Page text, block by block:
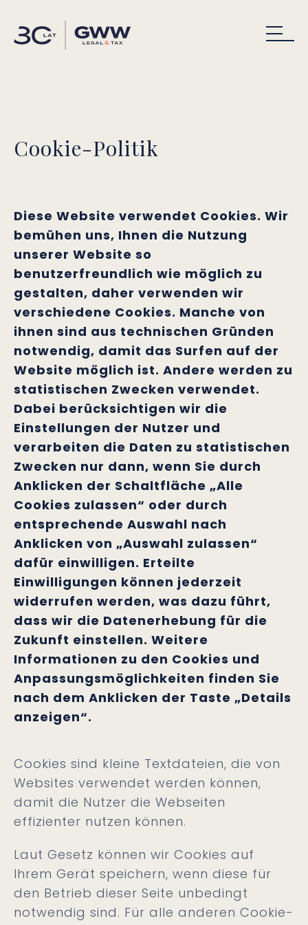
Cookie-Politik
Diese Website verwendet Cookies. Wir
bemühen uns, Ihnen die Nutzung
unserer Website so
benutzerfreundlich wie möglich zu
gestalten, daher verwenden wir
verschiedene Cookies. Manche von
ihnen sind aus technischen Gründen
notwendig, damit das Surfen auf der
Website möglich ist. Andere werden zu
statistischen Zwecken verwendet.
Dabei berücksichtigen wir die
Einstellungen der Nutzer und
verarbeiten die Daten zu statistischen
Zwecken nur dann, wenn Sie durch
Anklicken der Schaltfläche „Alle
Cookies zulassen“ oder durch
entsprechende Auswahl nach
Anklicken von „Auswahl zulassen“
dafür einwilligen. Erteilte
Einwilligungen können jederzeit
widerrufen werden, was dazu führt,
dass wir die Datenerhebung für die
Zukunft einstellen. Weitere
Informationen zu den Cookies und
Anpassungsmöglichkeiten finden Sie
nach dem Anklicken der Taste „Details
anzeigen“.
Cookies sind kleine Textdateien, die von
Websites verwendet werden können,
damit die Nutzer die Webseiten
effizienter nutzen können.
Laut Gesetz können wir Cookies auf
Ihrem Gerät speichern, wenn diese für
den Betrieb dieser Seite unbedingt
notwendig sind. Für alle anderen Cookie-